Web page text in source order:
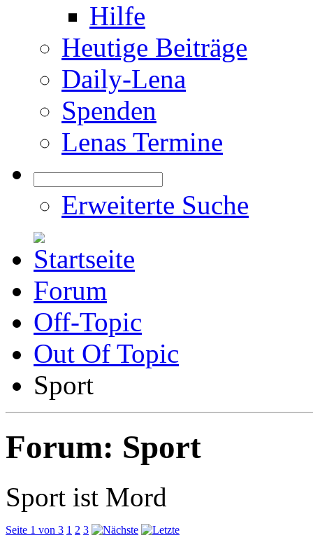
Hilfe
Heutige Beiträge
Daily-Lena
Spenden
Lenas Termine
Erweiterte Suche
Forum
Off-Topic
Out Of Topic
Sport
Forum: Sport
Sport ist Mord
Seite 1 von 3 1 2 3